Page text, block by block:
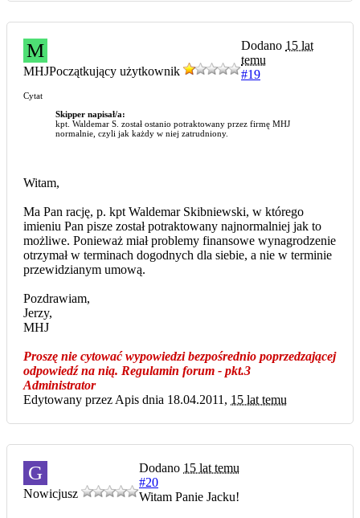
M
MHJPoczątkujący użytkownik
Dodano 15 lat
temu
#19
Cytat
Skipper napisał/a:
kpt. Waldemar S. został ostanio potraktowany przez firmę MHJ
normalnie, czyli jak każdy w niej zatrudniony.
Witam,
Ma Pan rację, p. kpt Waldemar Skibniewski, w którego
imieniu Pan pisze został potraktowany najnormalniej jak to
możliwe. Ponieważ miał problemy finansowe wynagrodzenie
otrzymał w terminach dogodnych dla siebie, a nie w terminie
przewidzianym umową.
Pozdrawiam,
Jerzy,
MHJ
Proszę nie cytować wypowiedzi bezpośrednio poprzedzającej
odpowiedź na nią. Regulamin forum - pkt.3
Administrator
Edytowany przez Apis dnia 18.04.2011, 15 lat temu
G
Nowicjusz
Dodano 15 lat temu
#20
Witam Panie Jacku!